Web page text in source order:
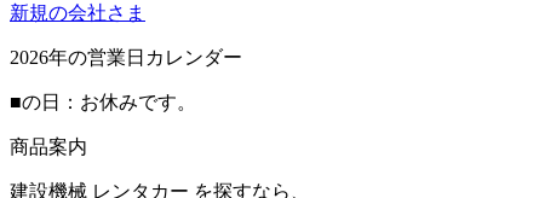
新規の会社さま
2026年の営業日カレンダー
■の日：お休みです。
商品案内
建設機械 レンタカー を探すなら、